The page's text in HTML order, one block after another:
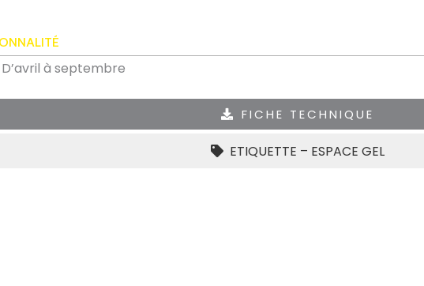
D’avril à septembre
FICHE TECHNIQUE
ETIQUETTE – ESPACE GEL